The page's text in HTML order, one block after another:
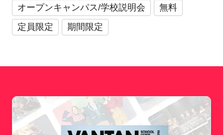
オープンキャンパス/学校説明会
無料
定員限定
期間限定